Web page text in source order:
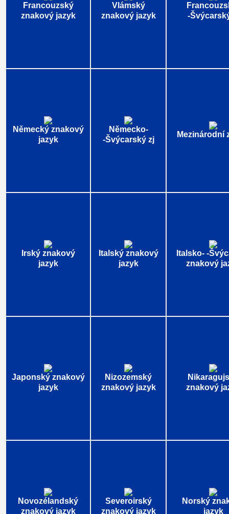
Francouzský
znakový jazyk
Vlámský
znakový jazyk
-
Německý znakový
jazyk
Německo-
-Švýcarský zj
Mezinárodní
Irský znakový
jazyk
Italský znakový
jazyk
Italsko- -
znakový
Japonský znakový
jazyk
Nizozemský
znakový jazyk
znakový
Novozélandský
znakový jazyk
Severoirský
znakový jazyk
Norský
jazyk